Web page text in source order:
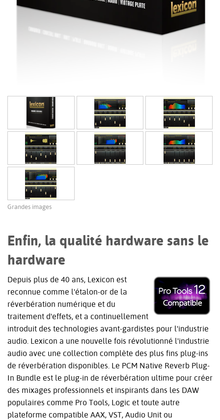
Grandes images
Enfin, la qualité hardware sans le
hardware
Depuis plus de 40 ans, Lexicon est
reconnue comme l'étalon-or de la
réverbération numérique et du
traitement d'effets, et a continuellement
introduit des technologies avant-gardistes pour l'industrie
audio. Lexicon a une nouvelle fois révolutionné l'industrie
audio avec une collection complète des plus fins plug-ins
de réverbération disponibles. Le PCM Native Reverb Plug-
In Bundle est le plug-in de réverbération ultime pour créer
des mixages professionnels et inspirants dans les DAW
populaires comme Pro Tools, Logic et toute autre
plateforme compatible AAX, VST, Audio Unit ou